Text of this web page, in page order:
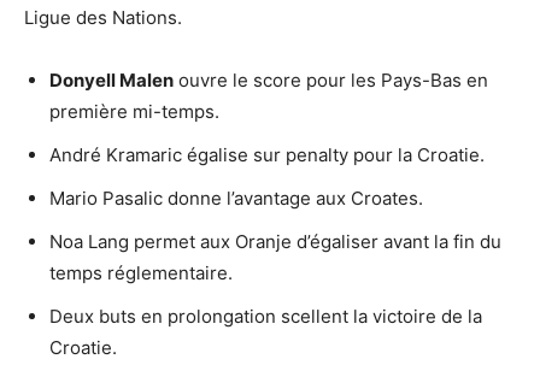
Ligue des Nations.
Donyell Malen ouvre le score pour les Pays-Bas en
première mi-temps.
André Kramaric égalise sur penalty pour la Croatie.
Mario Pasalic donne l’avantage aux Croates.
Noa Lang permet aux Oranje d’égaliser avant la fin du
temps réglementaire.
Deux buts en prolongation scellent la victoire de la
Croatie.